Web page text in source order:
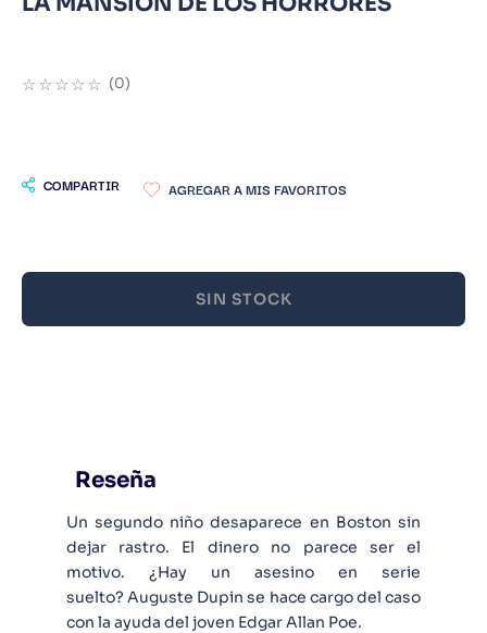
☆☆☆☆☆ (0)
COMPARTIR
SIN STOCK
Reseña
Un segundo niño desaparece en Boston sin
dejar rastro. El dinero no parece ser el
motivo. ¿Hay un asesino en serie
suelto? Auguste Dupin se hace cargo del caso
con la ayuda del joven Edgar Allan Poe.